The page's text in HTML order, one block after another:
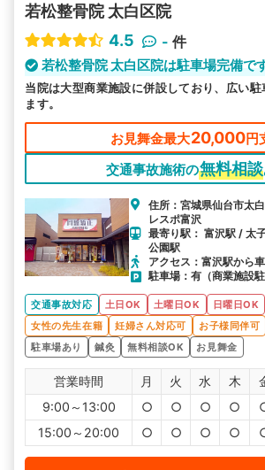
若松整骨院 太白区院
4.5
- 件
若松整骨院 太白区院は駐車場完備で
当院は大型商業施設に併設しており、広い
ます。
お見舞金最大20,000円
交通事故施術の無料相談
住所：宮城県仙台市太
レスポ富沢
最寄り駅： 富沢駅 / 太
公園駅
アクセス：富沢駅から
駐車場：有（商業施設駐
交通事故対応 土日OK 土曜日OK 日曜日OK
女性の先生在籍
妊婦さん対応可 お子様同伴可
駐車場あり
鍼灸 無料相談OK お見舞金
営業時間 月 火 水 木
9:00～13:00
○ ○ ○ ○
15:00～20:00
○ ○ ○ ○